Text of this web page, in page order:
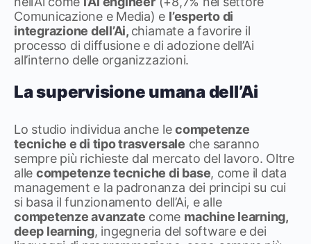
Comunicazione e Media) e l’esperto di
integrazione dell’Ai, chiamate a favorire il
processo di diffusione e di adozione dell’Ai
all’interno delle organizzazioni.
La supervisione umana dell’Ai
Lo studio individua anche lecompetenze
tecniche e di tipo trasversale che saranno
sempre più richieste dal mercato del lavoro. Oltre
alle competenze tecniche di base, come il data
management e la padronanza dei principi su cui
si basa il funzionamento dell’Ai, e alle
competenze avanzate come machine learning,
deep learning, ingegneria del software e dei